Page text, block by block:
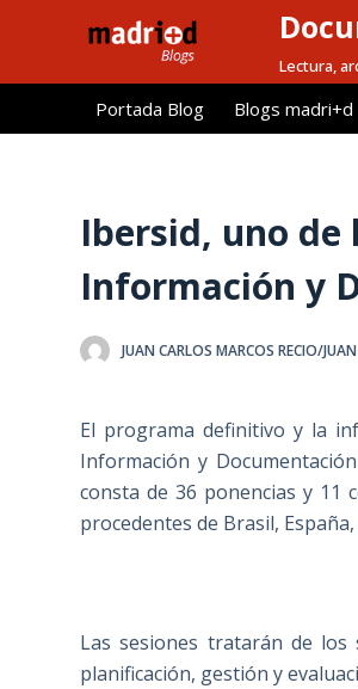
l
Lectura,
Portada Blog Blogs madri+d
Ibersid, uno
Información y
JUAN CARLOS MARCOS RECIO/
El programa definitivo y la
Información y
consta de 36 ponencias y 11
procedentes de Brasil,
Las sesiones tratarán de los
planificación, gestión y